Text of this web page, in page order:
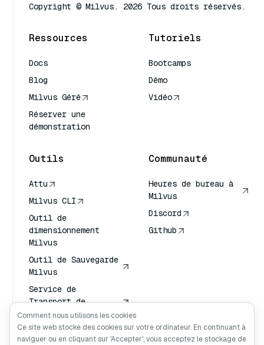
Copyright © Milvus. 2026 Tous droits réservés.
Ressources
Docs
Blog
Milvus Géré
Réserver une
démonstration
Tutoriels
Bootcamps
Démo
Vidéo
Outils
Attu
Milvus CLI
Outil de
dimensionnement
Milvus
Outil de Sauvegarde
Milvus
Service de
Transport de
Vecteurs (VTS)
Chercheur en
Communauté
Heures de bureau à
Milvus
Discord
Github
Comment nous utilisons les cookies
Ce site web stocke des cookies sur votre ordinateur. En continuant à
naviguer ou en cliquant sur 'Accepter', vous acceptez le stockage de